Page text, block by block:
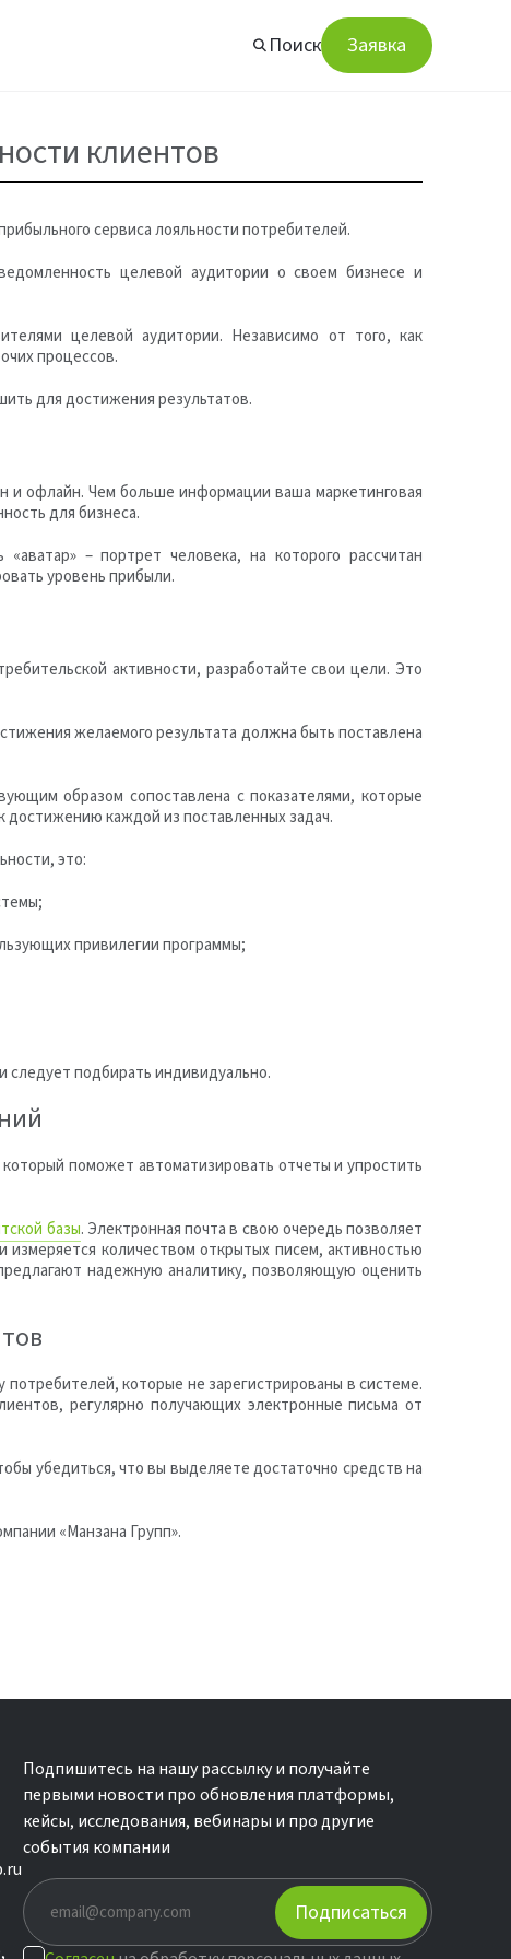
Поиск Заявка
клиентов
сервиса лояльности потребителей.
целевой аудитории о своем бизнесе и
целевой аудитории. Независимо от того, как
процессов.
для достижения результатов.
и офлайн. Чем больше информации ваша маркетинговая
для бизнеса.
– портрет человека, на которого рассчитан
уровень прибыли.
активности, разработайте свои цели. Это
желаемого результата должна быть поставлена
образом сопоставлена ​​с показателями, которые
достижению каждой из поставленных задач.
это:
привилегии программы;
следует подбирать индивидуально.
поможет автоматизировать отчеты и упростить
базы. Электронная почта в свою очередь позволяет
количеством открытых писем, активностью
надежную аналитику, позволяющую оценить
которые не зарегистрированы в системе.
регулярно получающих электронные письма от
убедиться, что вы выделяете достаточно средств на
«Манзана Групп».
Подпишитесь на нашу рассылку и получайте
первыми новости про обновления платформы,
кейсы, исследования, вебинары и про другие
события компании
Подписаться